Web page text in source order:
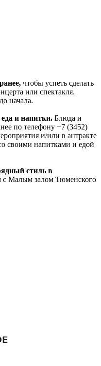
чтобы успеть сделать
или спектакля.
начала.
и напитки. Блюда и
по телефону +7 (3452)
и/или в антракте
своими напитками и едой
стиль в
Малым залом Тюменского